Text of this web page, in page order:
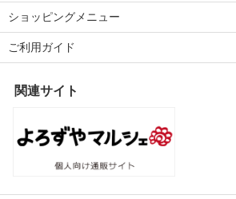
ショッピングメニュー
ご利用ガイド
関連サイト